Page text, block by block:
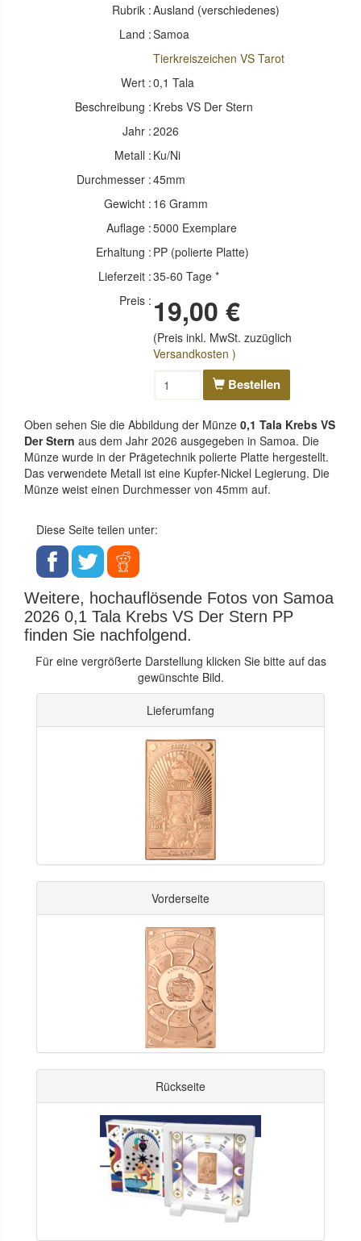
Rubrik :Ausland (verschiedenes)
Land :Samoa
Tierkreiszeichen VS Tarot
Wert :0,1 Tala
Beschreibung : Krebs VS Der Stern
Jahr :2026
Metall : Ku/Ni
Durchmesser :45mm
Gewicht : 16 Gramm
Auflage :5000 Exemplare
Erhaltung : PP (polierte Platte)
Lieferzeit :35-60 Tage *
Preis : 19,00 €
(Preis inkl. MwSt. zuzüglich
Versandkosten )
Bestellen
Oben sehen Sie die Abbildung der Münze 0,1 Tala Krebs VS
Der Stern aus dem Jahr 2026 ausgegeben in Samoa. Die
Münze wurde in der Prägetechnik polierte Platte hergestellt.
Das verwendete Metall ist eine Kupfer-Nickel Legierung. Die
Münze weist einen Durchmesser von 45mm auf.
Diese Seite teilen unter:
Weitere, hochauflösende Fotos von Samoa
2026 0,1 Tala Krebs VS Der Stern PP
finden Sie nachfolgend.
Für eine vergrößerte Darstellung klicken Sie bitte auf das
gewünschte Bild.
Lieferumfang
Vorderseite
Rückseite